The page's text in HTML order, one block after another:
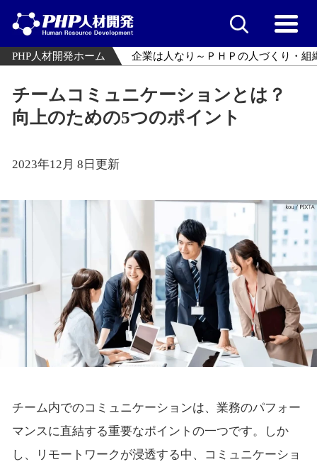
PHP人材開発ホーム 企業は人なり～ＰＨＰの人づくり・組
チームコミュニケーションとは？
向上のための5つのポイント
2023年12月 8日更新
チーム内でのコミュニケーションは、業務のパフォー
マンスに直結する重要なポイントの一つです。しか
し、リモートワークが浸透する中、コミュニケーショ